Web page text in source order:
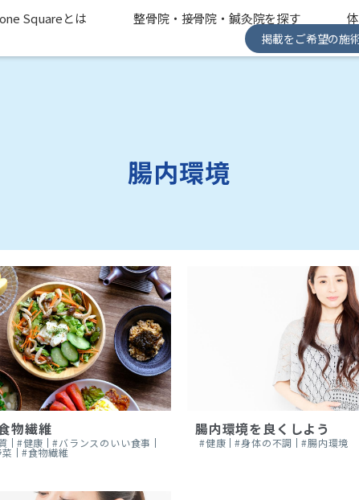
Squareとは 整骨院・接骨院・鍼灸院を探す
掲載をご希望の施
腸内環境
物繊維
#健康 #バランスのいい食事
菜 #食物繊維
腸内環境を良くしよう
#健康 #身体の不調 #腸内環境